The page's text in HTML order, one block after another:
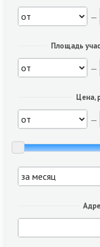
—
Площадь
—
Цена,
—